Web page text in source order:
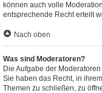
können auch volle
entsprechende Recht erteilt
Nach oben
Was sind Moderatoren?
Die Aufgabe der
Sie haben das Recht, in
Themen zu schließen, zu